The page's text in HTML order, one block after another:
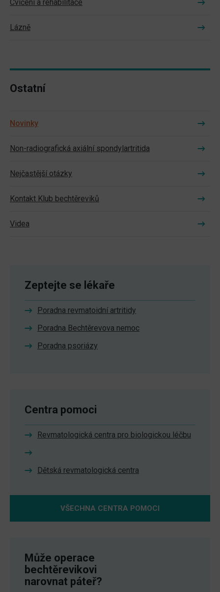
Cvičení a rehabilitace
Lázně
Ostatní
Novinky
Non-radiografická axiální spondylartritida
Nejčastější otázky
Kontakt Klub bechtěreviků
Videa
Zeptejte se lékaře
Poradna revmatoidní artritidy
Poradna Bechtěrevova nemoc
Poradna psoriázy
Centra pomoci
Revmatologická centra pro biologickou léčbu
Dětská revmatologická centra
VŠECHNA CENTRA POMOCI
Může operace
bechtěrevikovi
narovnat páteř?